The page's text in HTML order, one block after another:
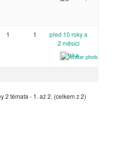
1 1
před 10 roky a
2 měsíci
Inka
2 témata - 1. až 2. (celkem z 2)